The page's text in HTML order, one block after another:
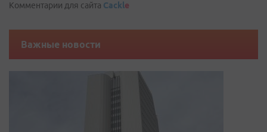
Комментарии для сайта Cackle
Важные новости